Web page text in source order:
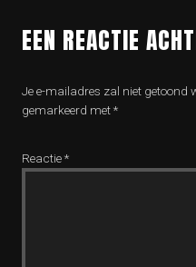
EEN REACTIE
Je e-mailadres zal niet getoond
gemarkeerd met*
Reactie*